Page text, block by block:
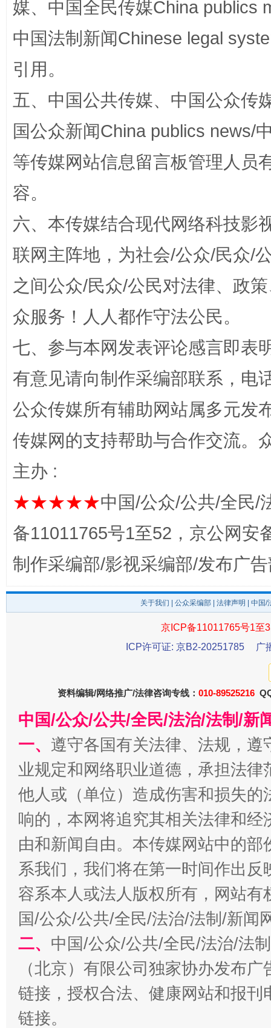
漫山遍野的桃花与雪山、麦地、白藏房 除
招工难、用工荒背后
这是一记警钟！ 谢
今
习近平的博鳌关键词
魏明亮
媒、中国全民传媒China publics
中国法制新闻Chinese legal
引用。
五、中国公共传媒、中国公众传
国公众新闻China publics news/
等传媒网站信息留言板管理人员
容。
六、本传媒结合现代网络科技影
联网主阵地，为社会/公众/民众/
之间公众/民众/公民对法律、政
众服务！人人都作守法公民。
七、参与本网发表评论感言即表
有意见请向制作采编部联系，电
公众传媒所有辅助网站属多元发
传媒网的支持帮助与合作交流。
主办 :
★★★★★中国/公众/公共/全民/
备11011765号1至52，京公网安
制作采编部/影视采编部/发布广
关于我们 公众采编部 法律声明 | 中国
京ICP备11011765号1至
ICP许可证: 京B2-20251785
广
资料编辑/网络推广/法律咨询专线： 010-89525216
中国/公众/公共/全民/法治/法制/新
一、 遵守各国有关法律、法规，
业规定和网络职业道德，承担法
他人或（单位）造成伤害和损失
响的，本网将追究其相关法律和
由和新闻自由。本传媒网站中的
系我们，我们将在第一时间作出
容系本人或法人版权所有，网站
国/公众/公共/全民/法治/法制/新闻
二、 中国/公众/公共/全民/法治/法
（北京）有限公司独家协办发布
链接，授权合法、健康网站和报
链接。